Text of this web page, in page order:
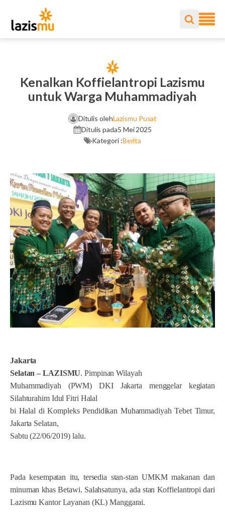
Kenalkan Koffielantropi Lazismu
untuk Warga Muhammadiyah
Ditulis olehLazismu Pusat
Ditulis pada5 Mei 2025
Kategori :Berita
Jakarta
Selatan – LAZISMU. Pimpinan Wilayah
Muhammadiyah (PWM) DKI Jakarta menggelar kegiatan
Silahturahim Idul Fitri Halal
bi Halal di Kompleks Pendidikan Muhammadiyah Tebet Timur,
Jakarta Selatan,
Sabtu (22/06/2019) lalu.
Pada kesempatan itu, tersedia stan-stan UMKM makanan dan
minuman khas Betawi. Salahsatunya, ada stan Koffielantropi dari
Lazismu Kantor Layanan (KL) Manggarai.